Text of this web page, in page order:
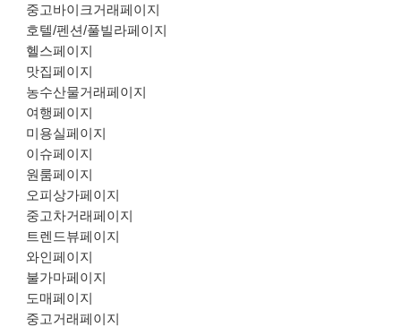
중고바이크거래페이지
호텔/펜션/풀빌라페이지
헬스페이지
맛집페이지
농수산물거래페이지
여행페이지
미용실페이지
이슈페이지
원룸페이지
오피상가페이지
중고차거래페이지
트렌드뷰페이지
와인페이지
불가마페이지
도매페이지
중고거래페이지